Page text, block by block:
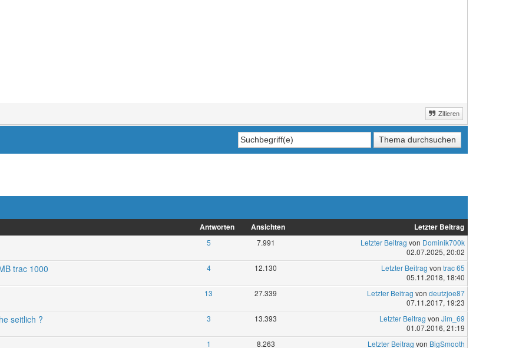
Zitieren
Antworten Ansichten Letzter Beitrag
5 7.991 Letzter Beitrag von Dominik700k
02.07.2025, 20:02
trac 1000 4 12.130 Letzter Beitrag von trac 65
05.11.2018, 18:40
13 27.339 Letzter Beitrag von deutzjoe87
07.11.2017, 19:23
seitlich ? 3 13.393 Letzter Beitrag von Jim_69
01.07.2016, 21:19
1 8.263 Letzter Beitrag von BigSmooth